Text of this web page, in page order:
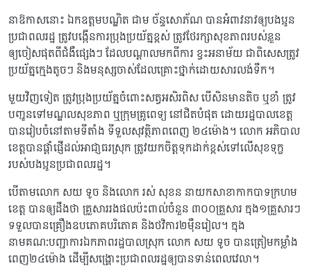
នាឱកាសនោះ ឯកឧត្តមបណ្ឌិត ជាម ច័ន្ទសោភ័ណ បានអំពាវនាវឲ្យបងប្អូន
ប្រជាពលរដ្ឋ ត្រូវបង្កើនការប្រុងប្រយ័ត្នខ្ពស់ ត្រូវថែរក្សាសុខភាពរបស់ខ្លួន
ឲ្យចៀសផុតពីជំងឺផ្សេងៗ ដែលបណ្តាលមកពីការ ខ្វះអនាម័យ ជាពិសេសត្រូវ
ប្រយ័ត្នក្មេងតូចៗ និងមនុស្សចាស់ដែលគ្រោះថ្នាក់ដោយសារលង់ទឹក។
មួយវិញទៀត ត្រូវប្រុងប្រយ័ត្នចំពោះសត្វអសិរពិស បើសិនមានតិច ឬខាំ ត្រូវ
បញ្ជូនទៅមណ្ឌលសុខភាព ឬក្រុមគ្រូពេទ្យ នៅជិតបំផុត ដោយរដ្ឋបាលខេត្ត
បានរៀបចំនៅតាមទីតាំង ទីទួលសុវត្ថិភាពពេញ ២៤ម៉ោង។ លោក អភិបាល
ខេត្តបានផ្តាំផ្ញើដល់អាជា្ញធរស្រុក ត្រូវយកចិត្តទុកដាក់ខ្ពស់ទៅលើសុខទុក្ខ
របស់បងប្អូនប្រជាពលរដ្ឋ។
បើតាមលោក សយ ទូច និងលោក រស់ សុខន នាយកសាខាកាកបាទក្រហម
ខេត្ត បានឲ្យដឹងថា គ្រួសាររងផលប៉ះពាល់ចំនួន ៣០០គ្រួសារ ក្នុង១គ្រួសារៗ
ទទួលបានគ្រឿងឧបភោគបរិភោគ និងថវិការ២មុឺនរៀល។ ក្នុង
នាមគណ:បញ្ជាការឯកភាពរដ្ឋបាលស្រុក លោក សយ ទូច បានត្រៀមកម្លាំង
ពេញ២៤ម៉ោង ដើម្បីសង្គ្រោះប្រជាពលរដ្ឋឲ្យបានទាន់ពេលវេលា។